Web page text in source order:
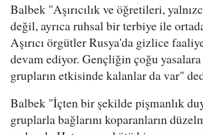
Balbek "Aşırıcılık ve öğretileri,
değil, ayrıca ruhsal bir terbiye ile
Aşırıcı örgütler Rusya'da gizlice
devam ediyor. Gençliğin çoğu yasalara
grupların etkisinde kalanlar da var"
Balbek "İçten bir şekilde pişmanlık
gruplarla bağlarını koparanların